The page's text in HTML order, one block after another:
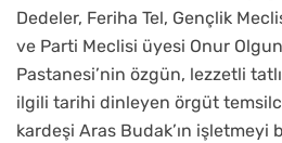
Dedeler, Feriha Tel, Gençlik
ve Parti Meclisi üyesi Onur
Pastanesi’nin özgün, lezzetli
ilgili tarihi dinleyen örgüt
kardeşi Aras Budak’ın işletmeyi